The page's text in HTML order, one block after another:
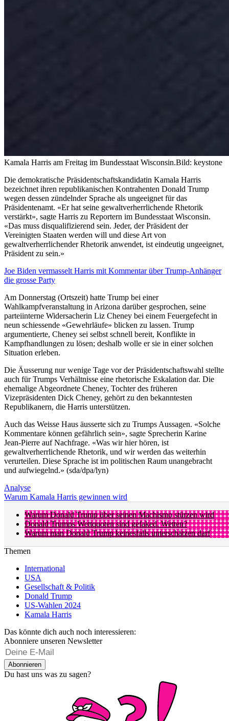
Kamala Harris am Freitag im Bundesstaat Wisconsin.Bild: keystone
Die demokratische Präsidentschaftskandidatin Kamala Harris
bezeichnet ihren republikanischen Kontrahenten Donald Trump
wegen dessen zündelnder Sprache als ungeeignet für das
Präsidentenamt. «Er hat seine gewaltverherrlichende Rhetorik
verstärkt», sagte Harris zu Reportern im Bundesstaat Wisconsin.
«Das muss disqualifizierend sein. Jeder, der Präsident der
Vereinigten Staaten werden will und diese Art von
gewaltverherrlichender Rhetorik anwendet, ist eindeutig ungeeignet,
Präsident zu sein.»
Joe Biden vermasselt Harris mit Kommentar über Trump-Anhänger
die grosse Party
Am Donnerstag (Ortszeit) hatte Trump bei einer
Wahlkampfveranstaltung in Arizona darüber gesprochen, seine
parteiinterne Widersacherin Liz Cheney bei einem Feuergefecht in
neun schiessende «Gewehrläufe» blicken zu lassen. Trump
argumentierte, Cheney sei selbst schnell bereit, Konflikte in
Kampfhandlungen zu lösen; deshalb wolle er sie in einer solchen
Situation erleben.
Die Äusserung nur wenige Tage vor der Präsidentschaftswahl stellte
auch für Trumps Verhältnisse eine rhetorische Eskalation dar. Die
ehemalige Abgeordnete Cheney, Tochter des früheren
Vizepräsidenten Dick Cheney, gehört zu den bekanntesten
Republikanern, die Harris unterstützen.
Auch das Weisse Haus äusserte sich zu Trumps Aussagen. «Solche
Kommentare können gefährlich sein», sagte Sprecherin Karine
Jean-Pierre auf Nachfrage. «Was wir hier hören, ist
gewaltverherrlichende Rhetorik, und wir werden das weiterhin
verurteilen. Diese Sprache ist im politischen Raum unangebracht
und aufwiegelnd.» (sda/dpa/lyn)
Analyse
Warum Kamala Harris gewinnen wird
Warum Donald Trump über seinen Machismo stürzen wird
Donald Trumps Wettquoten sind gefaked. Wetten?
Warum man Donald Trump keinesfalls unterschätzen darf
Themen
International
USA
Gesellschaft & Politik
Donald Trump
US-Wahlen 2024
Kamala Harris
Das könnte dich auch noch interessieren:
Abonniere unseren Newsletter
Abonnieren
Du hast uns was zu sagen?